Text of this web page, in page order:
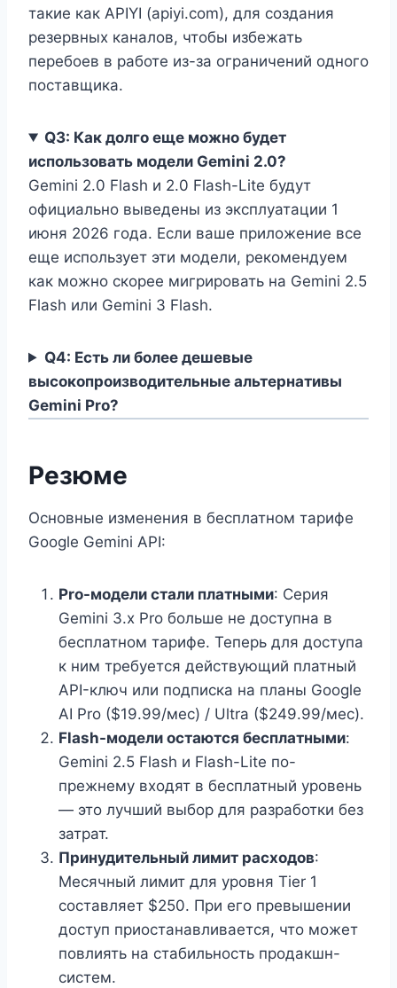
такие как APIYI (apiyi.com), для создания
резервных каналов, чтобы избежать
перебоев в работе из-за ограничений одного
поставщика.
Q3: Как долго еще можно будет
использовать модели Gemini 2.0?
Gemini 2.0 Flash и 2.0 Flash-Lite будут
официально выведены из эксплуатации 1
июня 2026 года. Если ваше приложение все
еще использует эти модели, рекомендуем
как можно скорее мигрировать на Gemini 2.5
Flash или Gemini 3 Flash.
Q4: Есть ли более дешевые
высокопроизводительные альтернативы
Gemini Pro?
Резюме
Основные изменения в бесплатном тарифе
Google Gemini API:
Pro-модели стали платными: Серия
Gemini 3.x Pro больше не доступна в
бесплатном тарифе. Теперь для доступа
к ним требуется действующий платный
API-ключ или подписка на планы Google
AI Pro ($19.99/мес) / Ultra ($249.99/мес).
Flash-модели остаются бесплатными:
Gemini 2.5 Flash и Flash-Lite по-
прежнему входят в бесплатный уровень
— это лучший выбор для разработки без
затрат.
Принудительный лимит расходов:
Месячный лимит для уровня Tier 1
составляет $250. При его превышении
доступ приостанавливается, что может
повлиять на стабильность продакшн-
систем.